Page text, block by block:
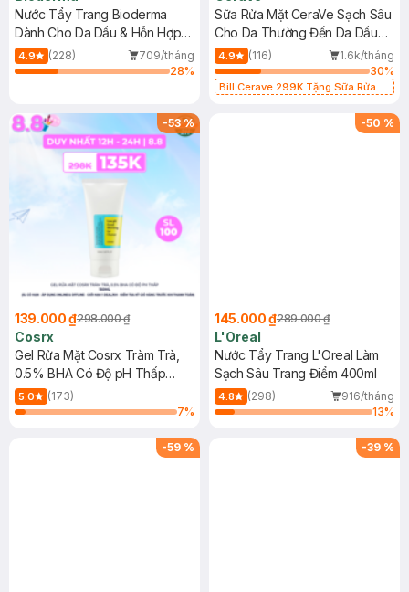
Nước Tẩy Trang Bioderma
Dành Cho Da Dầu & Hỗn Hợp
500ml
4.9 (228)
709/tháng
28%
Sữa Rửa Mặt CeraVe Sạch Sâu
Cho Da Thường Đến Da Dầu
473ml
4.9 (116)
1.6k/tháng
30%
Bill Cerave 299K Tặng Sữa Rửa
-53%
139.000 ₫298.000 ₫
Cosrx
Gel Rửa Mặt Cosrx Tràm Trà,
0.5% BHA Có Độ pH Thấp
150ml
5.0
(173)
7%
-50 %
145.000 ₫289.000 ₫
L'Oreal
Nước Tẩy Trang L'Oreal Làm
Sạch Sâu Trang Điểm 400ml
4.8 (298)
916/tháng
13%
-59 % -39 %